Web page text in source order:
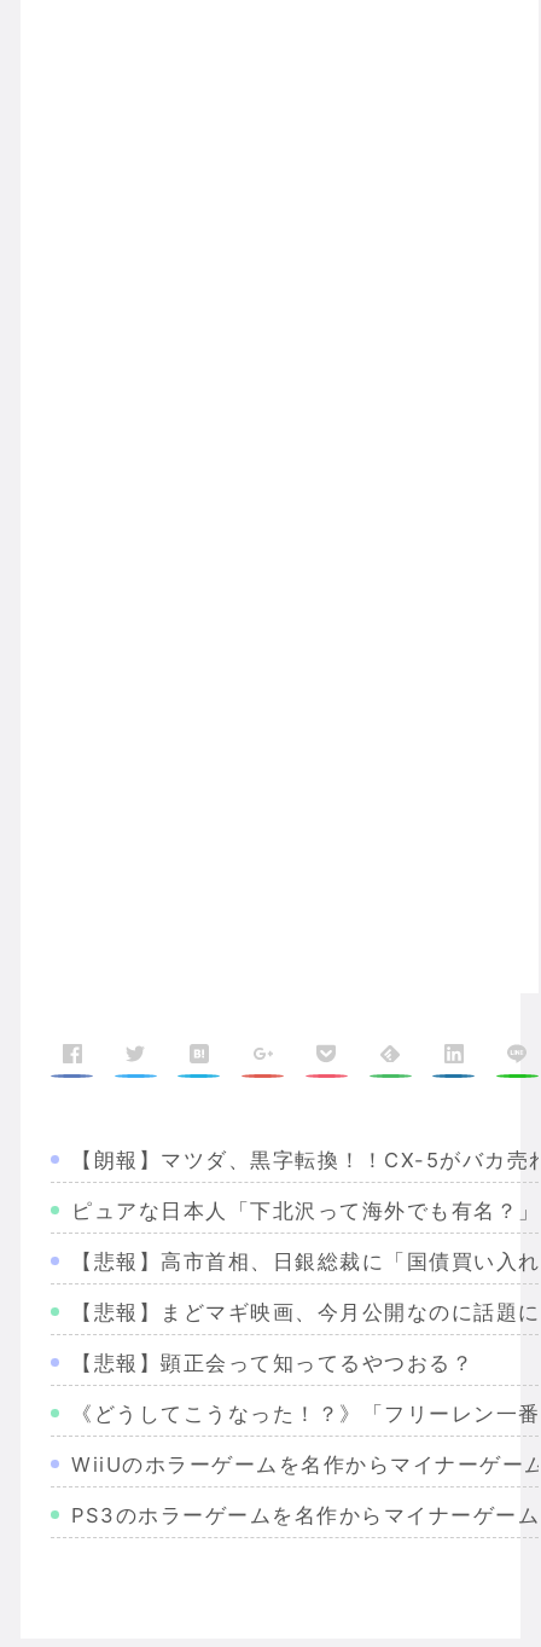
【朗報】マツダ、黒字転換！！CX-5がバカ売
ピュアな日本人「下北沢って海外でも有名？
【悲報】高市首相、日銀総裁に「国債買い入
【悲報】まどマギ映画、今月公開なのに話題
【悲報】顕正会って知ってるやつおる？
《どうしてこうなった！？》「フリーレン
WiiUのホラーゲームを名作からマイナーゲー
PS3のホラーゲームを名作からマイナーゲー